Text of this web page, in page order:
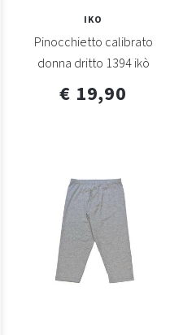
IKO
Pinocchietto calibrato
donna dritto 1394 ikò
€ 19,90